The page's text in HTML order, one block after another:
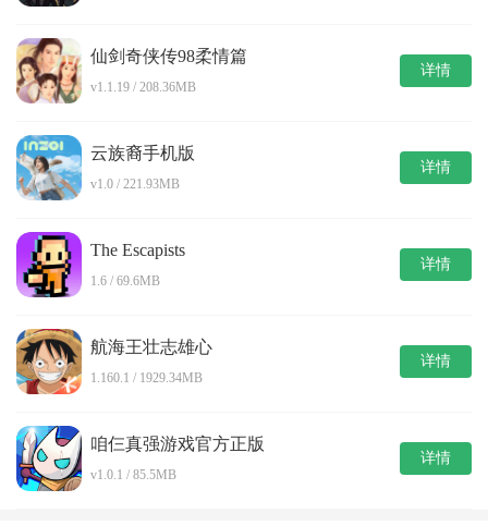
仙剑奇侠传98柔情篇
v1.1.19 / 208.36MB
详情
云族裔手机版
v1.0 / 221.93MB
详情
The Escapists
1.6 / 69.6MB
详情
航海王壮志雄心
1.160.1 / 1929.34MB
详情
咱仨真强游戏官方正版
v1.0.1 / 85.5MB
详情